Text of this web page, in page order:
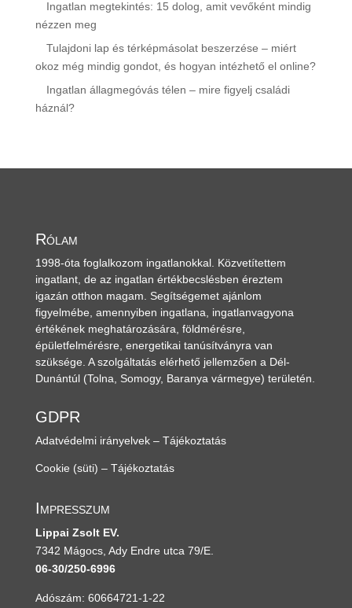
Ingatlan megtekintés: 15 dolog, amit vevőként mindig
nézzen meg
Tulajdoni lap és térképmásolat beszerzése – miért
okoz még mindig gondot, és hogyan intézhető el online?
Ingatlan állagmegóvás télen – mire figyelj családi
háznál?
Rólam
1998-óta foglalkozom ingatlanokkal. Közvetítettem
ingatlant, de az ingatlan értékbecslésben éreztem
igazán otthon magam. Segítségemet ajánlom
figyelmébe, amennyiben ingatlana, ingatlanvagyona
értékének meghatározására, földmérésre,
épületfelmérésre, energetikai tanúsítványra van
szüksége. A szolgáltatás elérhető jellemzően a Dél-
Dunántúl (Tolna, Somogy, Baranya vármegye) területén.
GDPR
Adatvédelmi irányelvek – Tájékoztatás
Cookie (süti) – Tájékoztatás
Impresszum
Lippai Zsolt EV.
7342 Mágocs, Ady Endre utca 79/E.
06-30/250-6996
Adószám: 60664721-1-22